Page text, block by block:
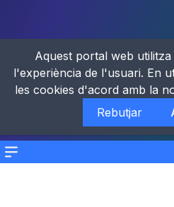
Menu
Aquest portal web
l'experiència de l'usuari. En
les cookies d'acord amb la
Rebutjar